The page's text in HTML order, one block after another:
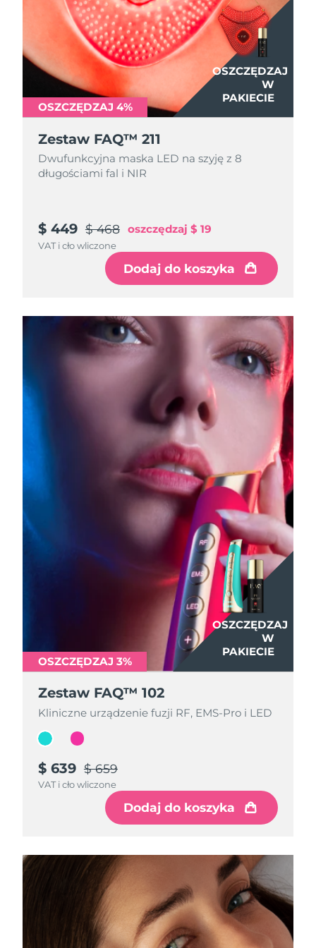
OSZCZĘDZAJ
W
PAKIECIE
OSZCZĘDZAJ 4%
Zestaw FAQ™ 211
Dwufunkcyjna maska LED na szyję z 8
długościami fal i NIR
$ 449 $ 468 oszczędzaj $ 19
VAT i cło wliczone
Dodaj do koszyka
OSZCZĘDZAJ
W
PAKIECIE
OSZCZĘDZAJ 3%
Zestaw FAQ™ 102
Kliniczne urządzenie fuzji RF, EMS-Pro i LED
$ 639 $ 659
VAT i cło wliczone
Dodaj do koszyka
OSZCZĘDZAJ
W
PAKIECIE
OSZCZĘDZAJ 3%
Zestaw FAQ™ 102
Kliniczne urządzenie fuzji RF, EMS-Pro i LED
$ 639 $ 659
VAT i cło wliczone
Dodaj do koszyka